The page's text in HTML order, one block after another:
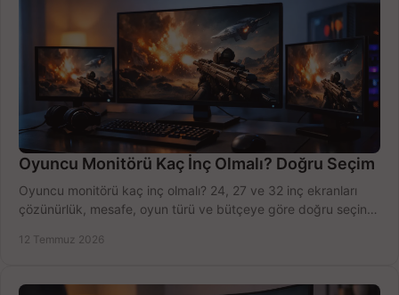
Oyuncu Monitörü Kaç İnç Olmalı? Doğru Seçim
Oyuncu monitörü kaç inç olmalı? 24, 27 ve 32 inç ekranları
çözünürlük, mesafe, oyun türü ve bütçeye göre doğru seçin,
12 Temmuz 2026